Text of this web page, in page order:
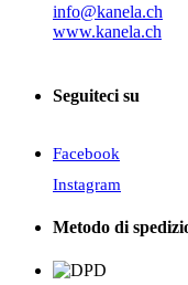
info@kanela.ch
www.kanela.ch
Seguiteci su
Facebook
Instagram
Metodo di